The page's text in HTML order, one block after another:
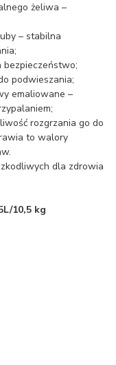
żeliwa –
– stabilna
podwieszania;
emaliowane –
rozgrzania go do
to walory
dla zdrowia
10,5 kg